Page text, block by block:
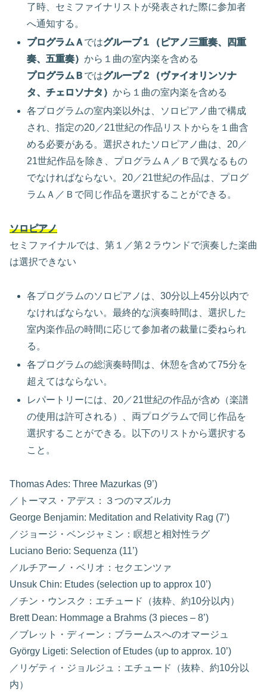
了時、セミファイナリストが発表された際に参加者
へ通知する。
プログラムＡ ではグループ１（ピアノ三重奏、四重
奏、五重奏）から１曲の室内楽を含める
プログラムＢ ではグループ２（ヴァイオリンソナ
タ、チェロソナタ）から１曲の室内楽を含める
各プログラムの室内楽以外は、ソロピアノ曲で構成
され、指定の20／21世紀の作品リストからを１曲含
める必要がある。選択されたソロピアノ曲は、20／
21世紀作品を除き、プログラムＡ／Ｂで異なるもの
でなければならない。20／21世紀の作品は、プログ
ラムＡ／Ｂで同じ作品を選択することができる。
ソロピアノ
セミファイナルでは、第１／第２ラウンドで演奏した楽曲
は選択できない
各プログラムのソロピアノは、30分以上45分以内で
なければならない。最終的な演奏時間は、選択した
室内楽作品の時間に応じて参加者の裁量に委ねられ
る。
各プログラムの総演奏時間は、休憩を含めて75分を
超えてはならない。
レパートリーには、20／21世紀の作品が含め（楽譜
の使用は許可される）、両プログラムで同じ作品を
選択することができる。以下のリストから選択する
こと。
Thomas Ades: Three Mazurkas (9’)
／トーマス・アデス：３つのマズルカ
George Benjamin: Meditation and Relativity Rag (7’)
／ジョージ・ベンジャミン：瞑想と相対性ラグ
Luciano Berio: Sequenza (11’)
／ルチアーノ・ベリオ：セクエンツァ
Unsuk Chin: Etudes (selection up to approx 10’)
／チン・ウンスク：エチュード（抜粋、約10分以内）
Brett Dean: Hommage a Brahms (3 pieces – 8’)
／ブレット・ディーン：ブラームスへのオマージュ
György Ligeti: Selection of Etudes (up to approx. 10’)
／リゲティ・ジョルジュ：エチュード（抜粋、約10分以
内）